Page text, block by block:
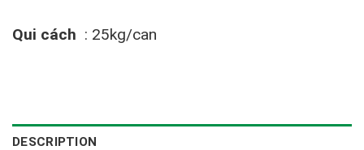
Qui cách : 25kg/can
DESCRIPTION